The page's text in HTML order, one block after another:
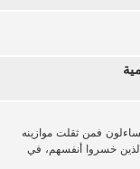
فمن ثقلت موازينه
خسروا أنفسهم، في